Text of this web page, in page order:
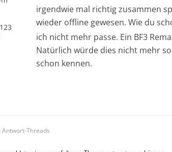
123
irgendwie mal richtig zusammen
wieder offline gewesen. Wie du
ich nicht mehr passe. Ein BF3
Natürlich würde dies nicht mehr
schon kennen.
Antwort-Threads